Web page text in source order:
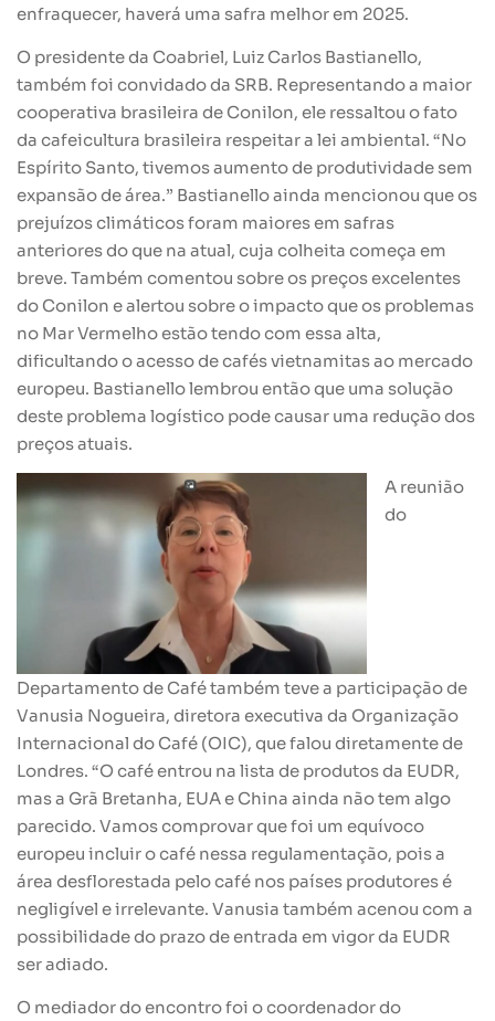
enfraquecer, haverá uma safra melhor em 2025.
O presidente da Coabriel, Luiz Carlos Bastianello,
também foi convidado da SRB. Representando a maior
cooperativa brasileira de Conilon, ele ressaltou o fato
da cafeicultura brasileira respeitar a lei ambiental. “No
Espírito Santo, tivemos aumento de produtividade sem
expansão de área.” Bastianello ainda mencionou que os
prejuízos climáticos foram maiores em safras
anteriores do que na atual, cuja colheita começa em
breve. Também comentou sobre os preços excelentes
do Conilon e alertou sobre o impacto que os problemas
no Mar Vermelho estão tendo com essa alta,
dificultando o acesso de cafés vietnamitas ao mercado
europeu. Bastianello lembrou então que uma solução
deste problema logístico pode causar uma redução dos
preços atuais.
A reunião
do
Departamento de Café também teve a participação de
Vanusia Nogueira, diretora executiva da Organização
Internacional do Café (OIC), que falou diretamente de
Londres. “O café entrou na lista de produtos da EUDR,
mas a Grã Bretanha, EUA e China ainda não tem algo
parecido. Vamos comprovar que foi um equívoco
europeu incluir o café nessa regulamentação, pois a
área desflorestada pelo café nos países produtores é
negligível e irrelevante. Vanusia também acenou com a
possibilidade do prazo de entrada em vigor da EUDR
ser adiado.
O mediador do encontro foi o coordenador do